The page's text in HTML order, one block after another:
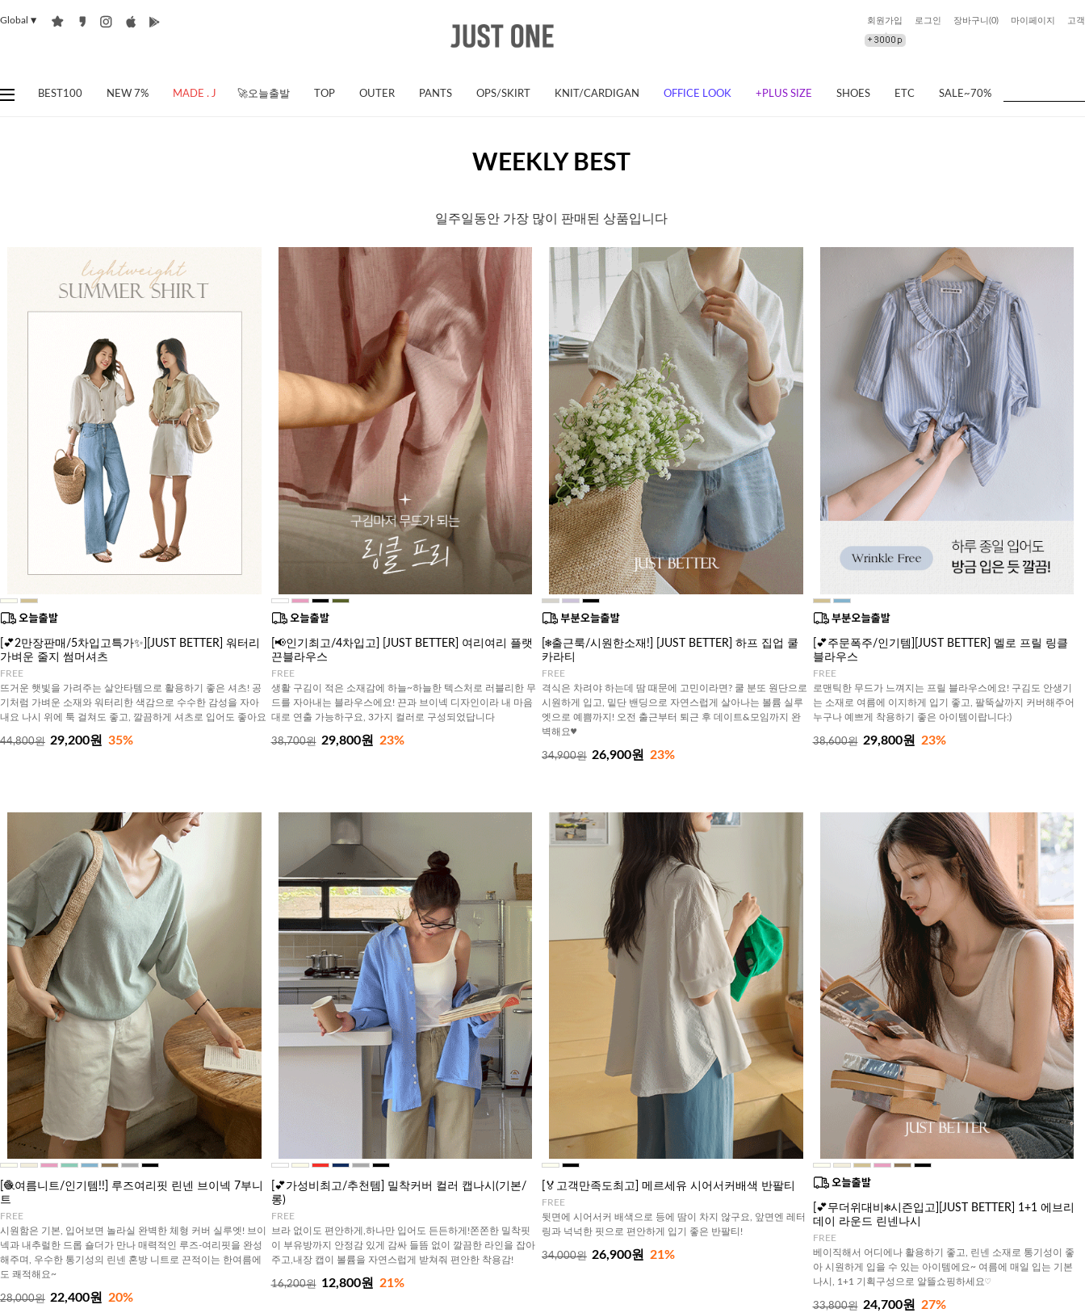
Global ▼ 회원가입 로그인 장바구니(0) 마이페이지 고
BEST100 NEW 7% MADE . J 🚀오늘출발 TOP OUTER PANTS OPS/SKIRT KNIT/CARDIGAN OFFICE LOOK +PLUS SIZE SHOES ETC SALE~70%
WEEKLY BEST
일주일동안 가장 많이 판매된 상품입니다
[💕2만장판매/5차입고특가✨][JUST BETTER] 워터리
가벼운 줄지 썸머셔츠
FREE
뜨거운 햇빛을 가려주는 살안타템으로 활용하기 좋은 셔츠! 공
기처럼 가벼운 소재와 워터리한 색감으로 수수한 감성을 자아
내요 나시 위에 툭 걸쳐도 좋고, 깔끔하게 셔츠로 입어도 좋아요
44,800원 29,200원 35%
[📢인기최고/4차입고] [JUST BETTER] 여리여리 플랫
끈블라우스
FREE
생활 구김이 적은 소재감에 하늘~하늘한 텍스처로 러블리한 무
드를 자아내는 블라우스에요! 끈과 브이넥 디자인이라 내 마음
대로 연출 가능하구요, 3가지 컬러로 구성되었답니다
38,700원 29,800원 23%
[❄️출근룩/시원한소재!] [JUST BETTER] 하프 집업 쿨
카라티
FREE
격식은 차려야 하는데 땀 때문에 고민이라면? 쿨 분또 원단으로
시원하게 입고, 밑단 밴딩으로 자연스럽게 살아나는 볼륨 실루
엣으로 예쁨까지! 오전 출근부터 퇴근 후 데이트&모임까지 완
벽해요♥
34,900원 26,900원 23%
[💕주문폭주/인기템][JUST BETTER] 멜로 프릴 링클
블라우스
FREE
로맨틱한 무드가 느껴지는 프릴 블라우스에요! 구김도 안생기
는 소재로 여름에 이지하게 입기 좋고, 팔뚝살까지 커버해주어
누구나 예쁘게 착용하기 좋은 아이템이랍니다:)
38,600원 29,800원 23%
[🧶여름니트/인기템!!] 루즈여리핏 린넨 브이넥 7부니
트
FREE
시원함은 기본, 입어보면 놀라실 완벽한 체형 커버 실루엣! 브이
넥과 내추럴한 드롭 숄더가 만나 매력적인 루즈-여리핏을 완성
해주며, 우수한 통기성의 린넨 혼방 니트로 끈적이는 한여름에
도 쾌적해요~
28,000원 22,400원 20%
[💕가성비최고/추천템] 밀착커버 컬러 캡나시(기본/
롱)
FREE
브라 없이도 편안하게,하나만 입어도 든든하게!쫀쫀한 밀착핏
이 부유방까지 안정감 있게 감싸 들뜸 없이 깔끔한 라인을 잡아
주고,내장 캡이 볼륨을 자연스럽게 받쳐줘 편안한 착용감!
16,200원 12,800원 21%
[🏅고객만족도최고] 메르세유 시어서커배색 반팔티
FREE
뒷면에 시어서커 배색으로 등에 땀이 차지 않구요, 앞면엔 레터
링과 넉넉한 핏으로 편안하게 입기 좋은 반팔티!
34,000원 26,900원 21%
[💕무더위대비❄️시즌입고][JUST BETTER] 1+1 에브리
데이 라운드 린넨나시
FREE
베이직해서 어디에나 활용하기 좋고, 린넨 소재로 통기성이 좋
아 시원하게 입을 수 있는 아이템에요~ 여름에 매일 입는 기본
나시, 1+1 기획구성으로 알뜰쇼핑하세요♡
33,800원 24,700원 27%